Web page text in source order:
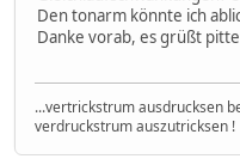
Den tonarm könnte ich
Danke vorab, es grüßt
...vertrickstrum ausdrucksen
verdruckstrum auszutricksen !